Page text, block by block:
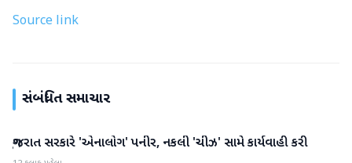
Source link
સંબંધિત સમાચાર
ગુજરાત ગુજરાત સરકારે 'એનાલોગ' પનીર, નકલી 'ચીઝ' સામે કાર્યવાહી કરી